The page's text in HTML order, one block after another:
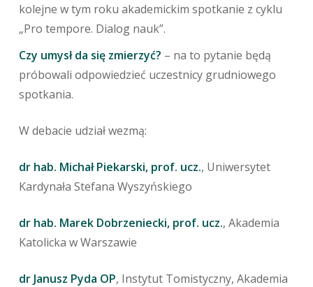
kolejne w tym roku akademickim spotkanie z cyklu
„Pro tempore. Dialog nauk”.
Czy umysł da się zmierzyć? – na to pytanie będą
próbowali odpowiedzieć uczestnicy grudniowego
spotkania.
W debacie udział wezmą:
dr hab. Michał Piekarski, prof. ucz., Uniwersytet
Kardynała Stefana Wyszyńskiego
dr hab. Marek Dobrzeniecki, prof. ucz., Akademia
Katolicka w Warszawie
dr Janusz Pyda OP, Instytut Tomistyczny, Akademia